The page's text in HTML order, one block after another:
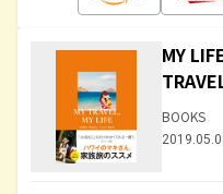
MY
BOOKS